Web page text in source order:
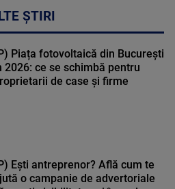
ȘTIRI
Piața fotovoltaică din București
2026: ce se schimbă pentru
de case și firme
Ești antreprenor? Află cum te
o campanie de advertoriale